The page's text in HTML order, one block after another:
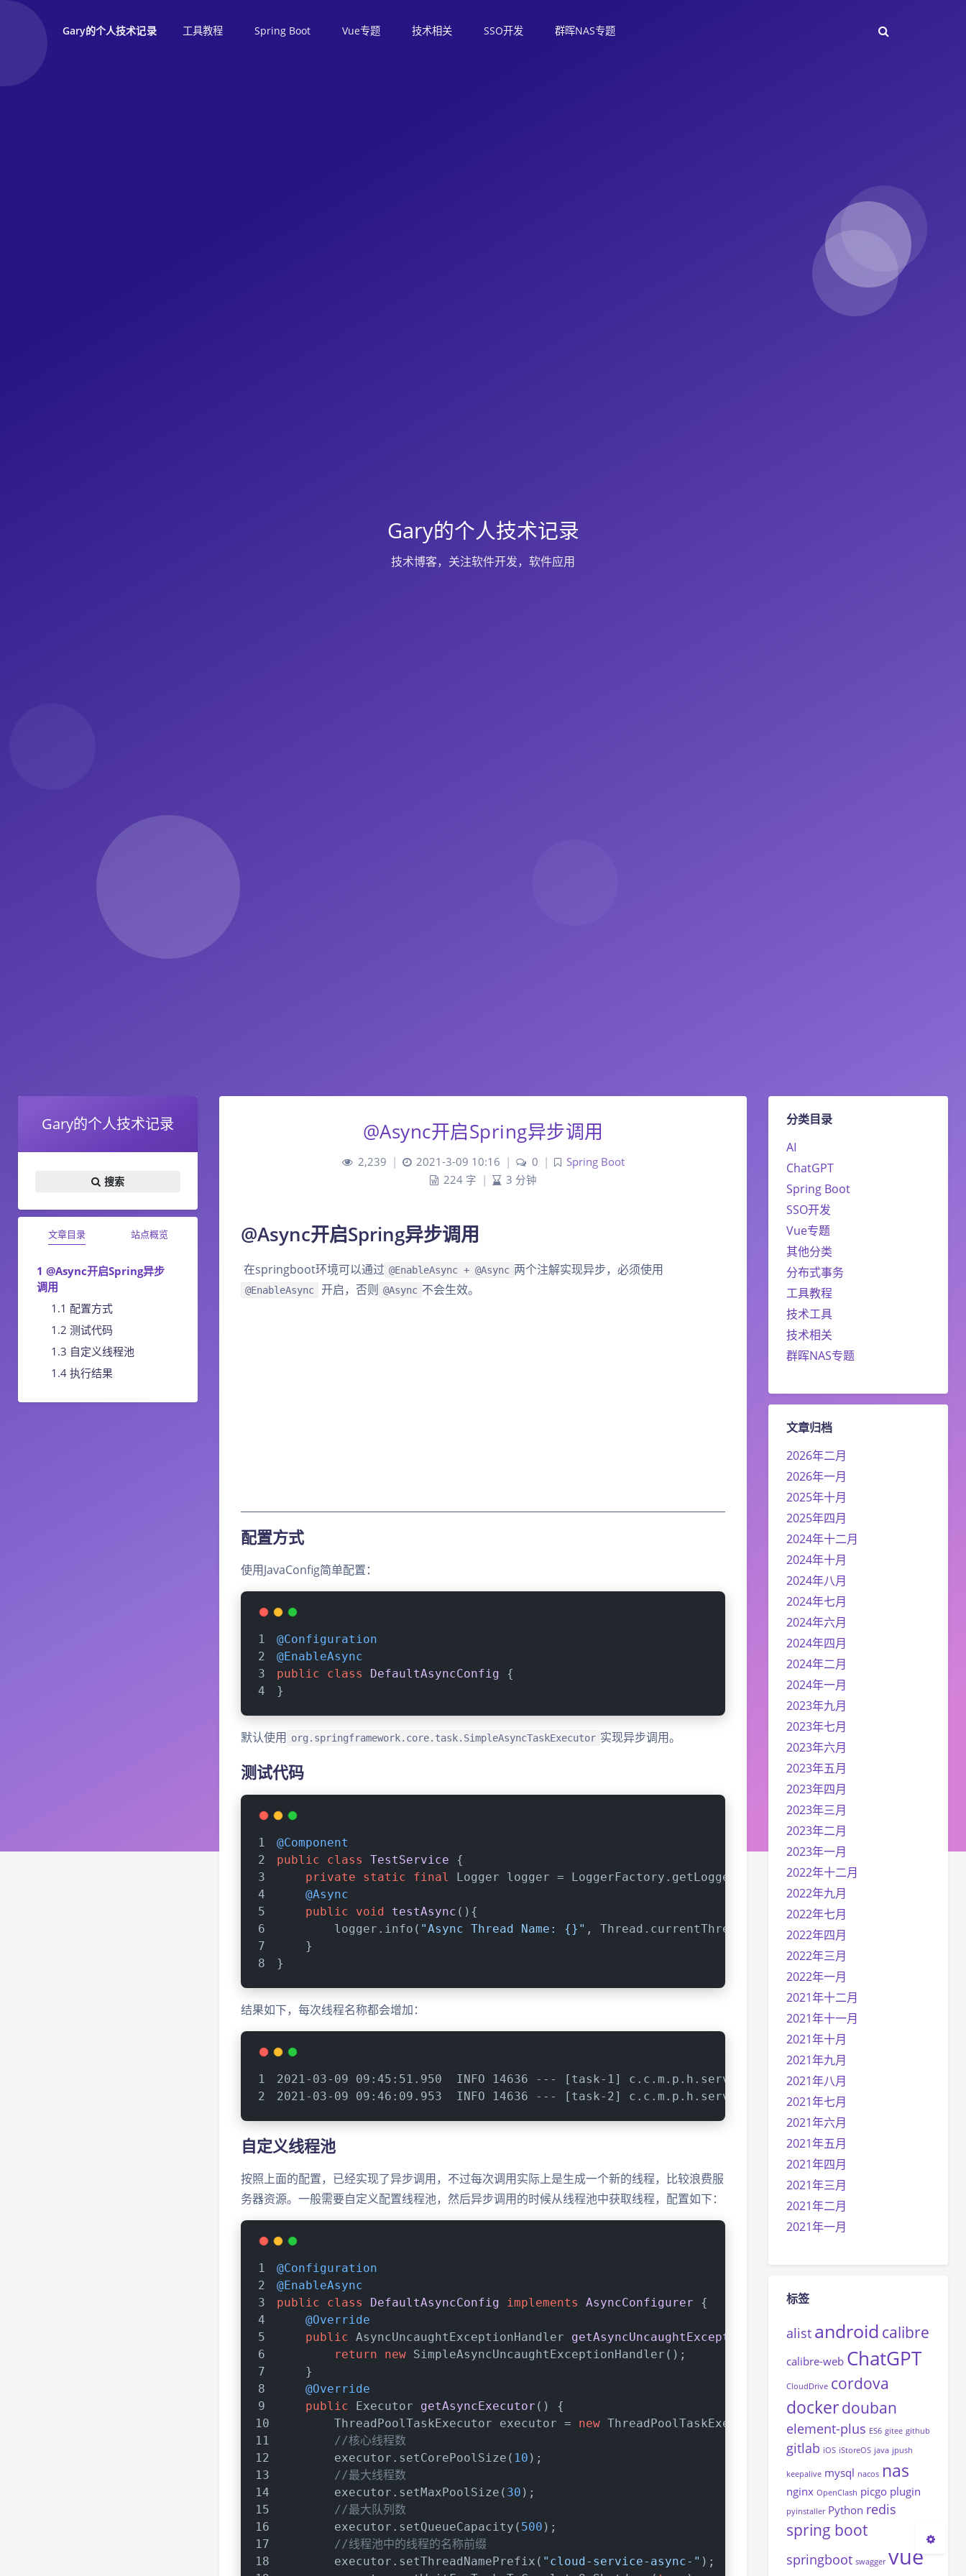
Gary的个人技术记录 工具教程 Spring Boot Vue专题 技术相关 SSO开发 群晖NAS专题
Gary的个人技术记录
技术博客，关注软件开发，软件应用
夜间模式
Sans Serif Serif
浅阴影 深阴影
日落
Gary的个人技术记录
搜索
文章目录 站点概览
@Async开启Spring异步
调用
配置方式
测试代码
自定义线程池
执行结果
分类目录
AI
ChatGPT
Spring Boot
SSO开发
Vue专题
其他分类
分布式事务
工具教程
技术工具
技术相关
群晖NAS专题
文章归档
2026年二月
2026年一月
2025年十月
2025年四月
2024年十二月
2024年十月
2024年八月
2024年七月
2024年六月
2024年四月
2024年二月
2024年一月
2023年九月
2023年七月
2023年六月
2023年五月
2023年四月
2023年三月
2023年二月
2023年一月
2022年十二月
2022年九月
2022年七月
2022年四月
2022年三月
2022年一月
2021年十二月
2021年十一月
2021年十月
2021年九月
2021年八月
2021年七月
2021年六月
2021年五月
2021年四月
2021年三月
2021年二月
2021年一月
标签
alist android calibre
calibre-web ChatGPT
CloudDrive cordova
dockerdouban
element-plus ES6 gitee github
gitlab iOS iStoreOS java jpush
keepalive mysql nacos nas
nginx OpenClash picgo plugin
pyinstaller Python redis
spring boot
springboot swagger vue
@Async开启Spring异步调用
2,239 | 2021-3-09 10:16 | 0 |
Spring Boot
224 字 | 3 分钟
@Async开启Spring异步调用
​ 在springboot环境可以通过 @EnableAsync + @Async 两个注解实现异步，必须使用
@EnableAsync 开启，否则 @Async 不会生效。
配置方式
使用JavaConfig简单配置：
@Configuration
@EnableAsync
public
class DefaultAsyncConfig
{
}
默认使用 org.springframework.core.task.SimpleAsyncTaskExecutor 实现异步调用。
测试代码
@Component
public
class TestService
{
private
static final
Logger logger = LoggerFactory.getLogger(TestService.class);
@Async
public
void testAsync () {
        logger.info(
"Async Thread Name: {}" , Thread.currentThread().getName());
    }
}
结果如下，每次线程名称都会增加：
2021-03-09 09:45:51.950  INFO 14636 --- [task-1] c.c.m.p.h.service.connect.TestService    :
2021-03-09 09:46:09.953  INFO 14636 --- [task-2] c.c.m.p.h.service.connect.TestService    :
自定义线程池
按照上面的配置，已经实现了异步调用，不过每次调用实际上是生成一个新的线程，比较浪费服
务器资源。一般需要自定义配置线程池，然后异步调用的时候从线程池中获取线程，配置如下：
@Configuration
@EnableAsync
public
class DefaultAsyncConfig implements AsyncConfigurer
{
@Override
public AsyncUncaughtExceptionHandler getAsyncUncaughtExceptionHandler()
{
return
new SimpleAsyncUncaughtExceptionHandler();
    }
@Override
public Executor getAsyncExecutor ()
{
        ThreadPoolTaskExecutor executor =
new ThreadPoolTaskExecutor();
//核心线程数
        executor.setCorePoolSize(
10 );
//最大线程数
        executor.setMaxPoolSize(
30 );
//最大队列数
        executor.setQueueCapacity(
500 );
//线程池中的线程的名称前缀
        executor.setThreadNamePrefix(
"cloud-service-async-" );